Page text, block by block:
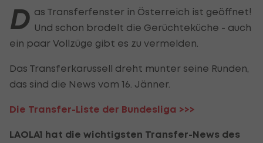
D as Transferfenster in Österreich ist geöffnet!
Und schon brodelt die Gerüchteküche - auch
ein paar Vollzüge gibt es zu vermelden.
Das Transferkarussell dreht munter seine Runden,
das sind die News vom 16. Jänner.
Die Transfer-Liste der Bundesliga >>>
LAOLA1 hat die wichtigsten Transfer-News des